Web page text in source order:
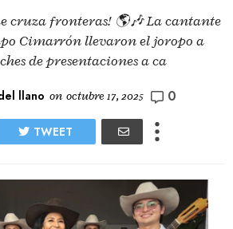
cruza fronteras! 🌎🎶 La cantante
Cimarrón llevaron el joropo a
de presentaciones a ca
llano on octubre 17, 2025 0
TWEET